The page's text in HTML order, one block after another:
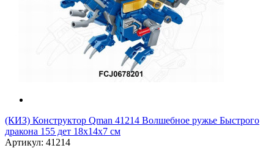
(КИЗ) Конструктор Qman 41214 Волшебное ружье Быстрого
дракона 155 дет 18х14х7 см
Артикул: 41214